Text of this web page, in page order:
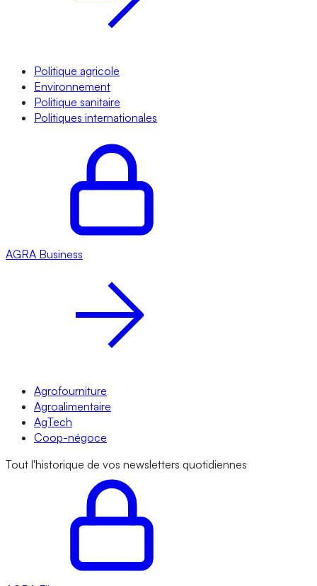
Politique agricole
Environnement
Politique sanitaire
Politiques internationales
AGRA Business
Agrofourniture
Agroalimentaire
AgTech
Coop-négoce
Tout l'historique de vos newsletters quotidiennes